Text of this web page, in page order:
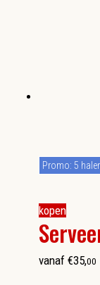
kopen
Promo: 5
vanaf €35,00